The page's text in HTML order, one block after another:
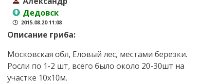
Дедовск
2015.08.20 11:08
Описание гриба:
Московская обл, Еловый лес, местами березки.
Росли по 1-2 шт, всего было около 20-30шт на
участке 10х10м.